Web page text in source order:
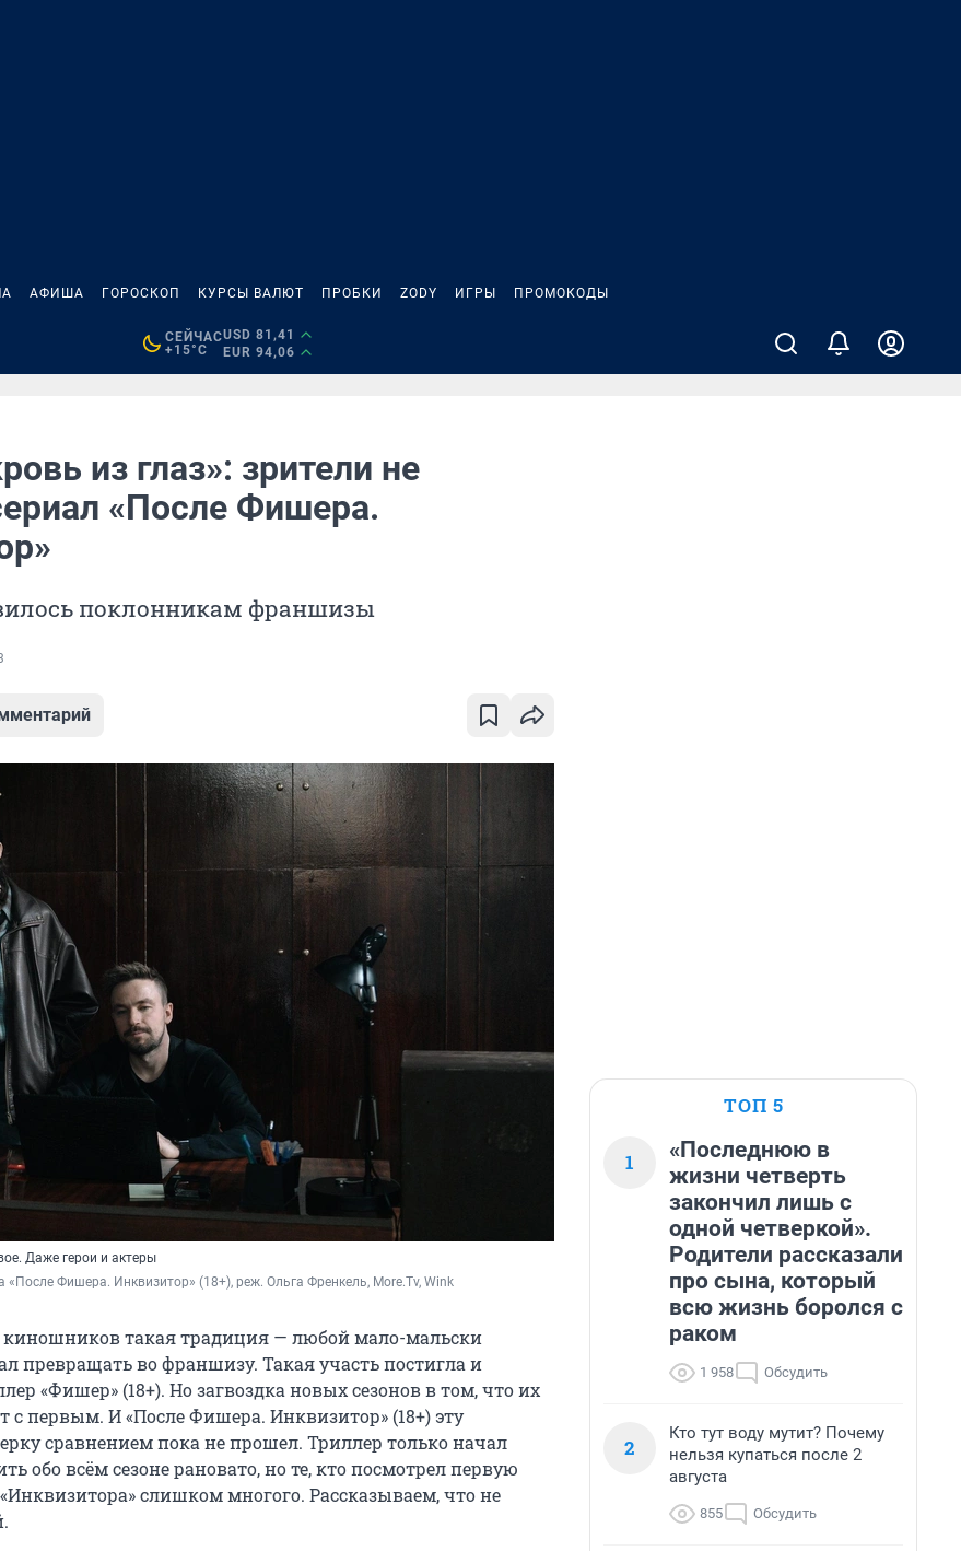
АФИША ГОРОСКОП КУРСЫ ВАЛЮТ ПРОБКИ ZODY ИГРЫ ПРОМОКОДЫ
СЕЙЧАС
+15°C
USD 81,41
EUR 94,06
из глаз»: зрители не
«После Фишера.
поклонникам франшизы
Даже герои и актеры
«После Фишера. Инквизитор» (18+), реж. Ольга Френкель, More.Tv, Wink
киношников такая традиция — любой мало-мальски
превращать во франшизу. Такая участь постигла и
«Фишер» (18+). Но загвоздка новых сезонов в том, что их
с первым. И «После Фишера. Инквизитор» (18+) эту
сравнением пока не прошел. Триллер только начал
обо всём сезоне рановато, но те, кто посмотрел первую
слишком многого. Рассказываем, что не
ТОП 5
1
«Последнюю в
жизни четверть
закончил лишь с
одной четверкой».
Родители рассказали
про сына, который
всю жизнь боролся с
раком
1 958 Обсудить
2
Кто тут воду мутит? Почему
нельзя купаться после 2
августа
855 Обсудить